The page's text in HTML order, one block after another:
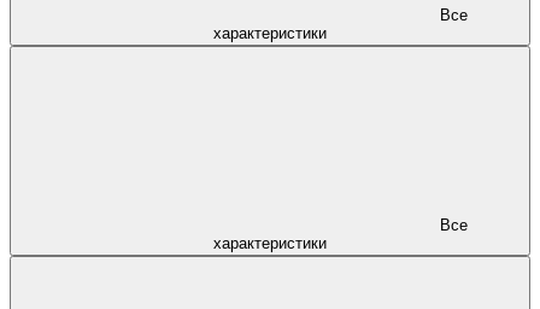
характеристики
характеристики